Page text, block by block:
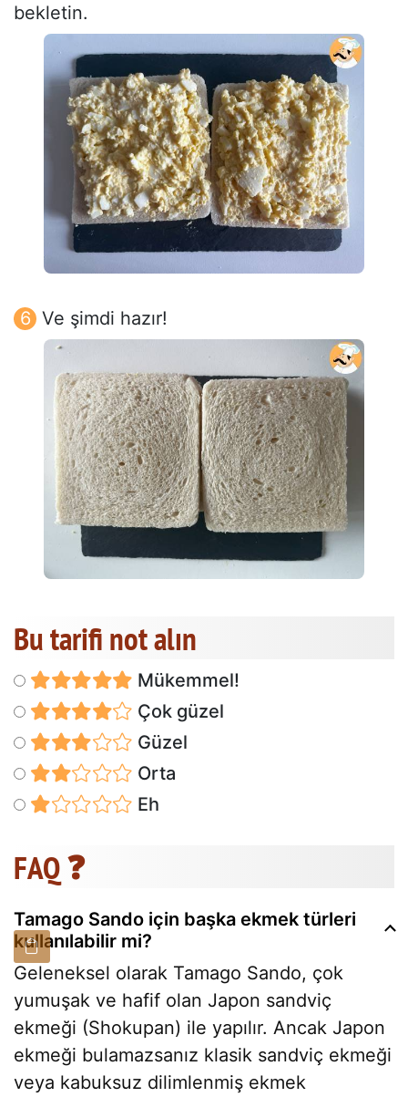
bekletin.
Ve şimdi hazır!
Bu tarifi not alın
Mükemmel!
Çok güzel
Güzel
Orta
Eh
FAQ ❓
Tamago Sando için başka ekmek türleri
kullanılabilir mi?
Geleneksel olarak Tamago Sando, çok
yumuşak ve hafif olan Japon sandviç
ekmeği (Shokupan) ile yapılır. Ancak Japon
ekmeği bulamazsanız klasik sandviç ekmeği
veya kabuksuz dilimlenmiş ekmek